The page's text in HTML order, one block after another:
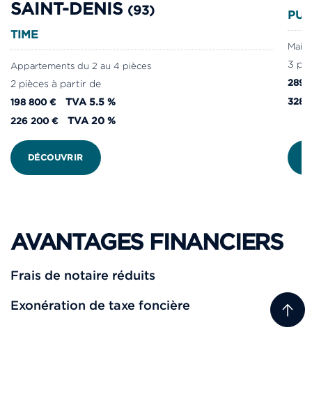
SAINT-DENIS (93)
TIME
Appartements du 2 au 4 pièces
2 pièces à partir de
198 800 € TVA 5.5 %
226 200 € TVA 20 %
DÉCOUVRIR
3
289
328
AVANTAGES FINANCIERS
Frais de notaire réduits
Exonération de taxe foncière